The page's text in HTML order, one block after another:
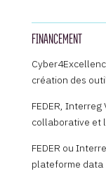
FINANCEMENT
création des
FEDER,
collaborative et
FEDER ou
plateforme data